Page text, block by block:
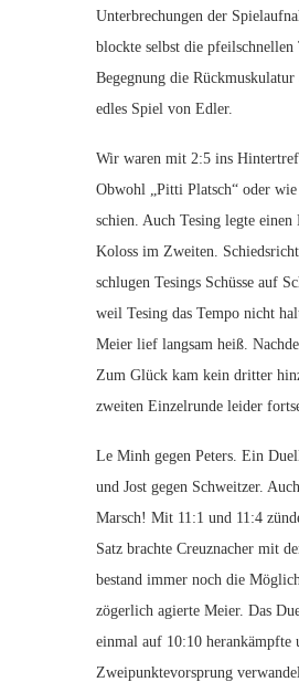
Unterbrechungen der
blockte selbst die
Begegnung die
edles Spiel von Edler.
Wir waren mit 2:5 ins
Obwohl „Pitti Platsch“ oder
schien. Auch Tesing legte
Koloss im Zweiten.
schlugen Tesings Schüsse auf
weil Tesing das Tempo nicht
Meier lief langsam heiß.
Zum Glück kam kein dritter
zweiten Einzelrunde leider
Le Minh gegen Peters. Ein
und Jost gegen Schweitzer.
Marsch! Mit 11:1 und 11:4
Satz brachte Creuznacher mit
bestand immer noch die
zögerlich agierte Meier. Das
einmal auf 10:10 herankämpfte
Zweipunktevorsprung